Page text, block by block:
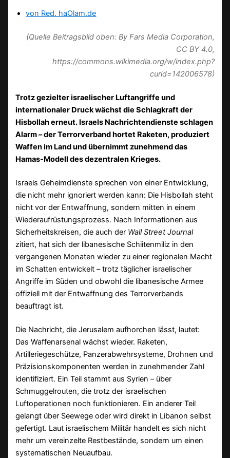
von Red. haOlam.de
(Quelle Beitragsbild oben: By Fars Media Corporation,
CC BY 4.0,
https://commons.wikimedia.org/w/index.php?
curid=142006578)
Trotz gezielter israelischer Luftangriffe und
internationaler Druck wächst die Schlagkraft der
Hisbollah erneut. Israels Nachrichtendienste schlagen
Alarm – der Terrorverband hortet Raketen, produziert
Waffen im Land und übernimmt zunehmend das
Hamas-Modell des dezentralen Krieges.
Israels Geheimdienste sprechen von einer Entwicklung,
die nicht mehr ignoriert werden kann: Die Hisbollah steht
nicht vor der Entwaffnung, sondern mitten in einem
Wiederaufrüstungsprozess. Nach Informationen aus
Sicherheitskreisen, die auch der Wall Street Journal
zitiert, hat sich der libanesische Schiitenmiliz in den
vergangenen Monaten wieder zu einer regionalen Macht
im Schatten entwickelt – trotz täglicher israelischer
Angriffe im Süden und obwohl die libanesische Armee
offiziell mit der Entwaffnung des Terrorverbands
beauftragt ist.
Die Nachricht, die Jerusalem aufhorchen lässt, lautet:
Das Waffenarsenal wächst wieder. Raketen,
Artilleriegeschütze, Panzerabwehrsysteme, Drohnen und
Präzisionskomponenten werden in zunehmender Zahl
identifiziert. Ein Teil stammt aus Syrien – über
Schmuggelrouten, die trotz der israelischen
Luftoperationen noch funktionieren. Ein anderer Teil
gelangt über Seewege oder wird direkt in Libanon selbst
gefertigt. Laut israelischem Militär handelt es sich nicht
mehr um vereinzelte Restbestände, sondern um einen
systematischen Neuaufbau.